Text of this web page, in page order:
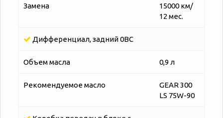
Замена
15000 км/
12 мес.
Дифференциал, задний 0BC
Объем масла 0,9 л
Рекомендуемое масло
GEAR 300
LS 75W-90